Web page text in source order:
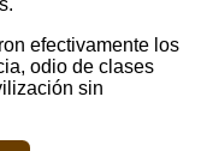
efectivamente los
odio de clases
sin